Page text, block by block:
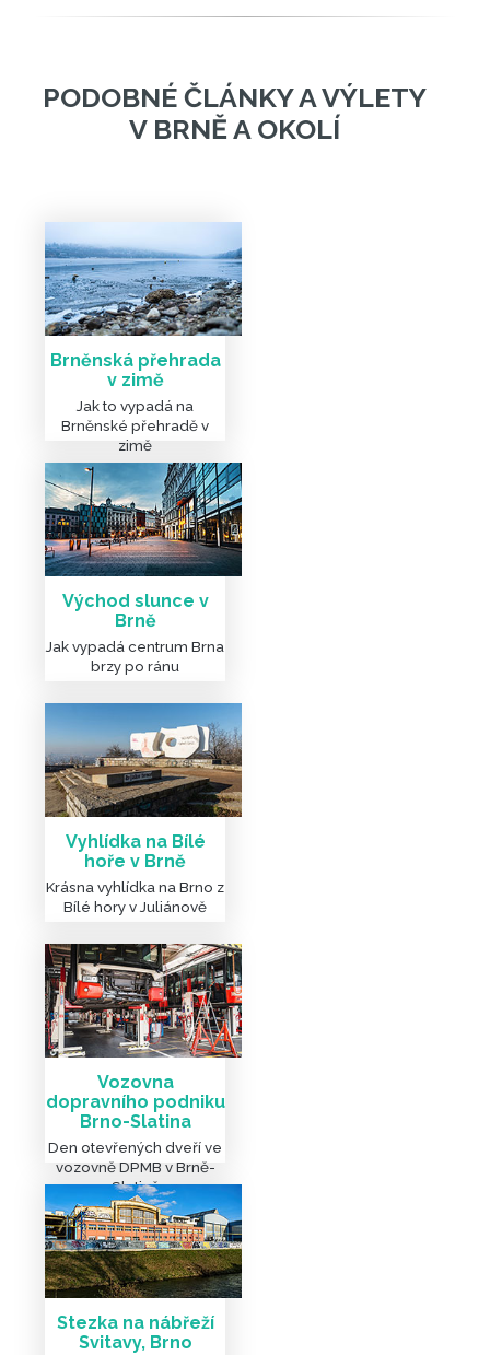
PODOBNÉ ČLÁNKY A
V BRNĚ A OKOLÍ
Brněnská přehrada
v zimě
Jak to vypadá na
Brněnské přehradě v
zimě
Východ slunce v
Brně
Jak vypadá centrum Brna
brzy po ránu
Vyhlídka na Bílé
hoře v Brně
Krásna vyhlídka na Brno z
Bílé hory v Juliánově
Vozovna
dopravního podniku
Brno-Slatina
Den otevřených dveří ve
vozovně DPMB v Brně-
Slatině
Stezka na nábřeží
Svitavy, Brno